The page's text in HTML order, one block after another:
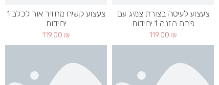
צעצוע לעיסה בצורת צמיג עם
פתח הזנה 1 יחידות
119.00 ₪
צעצוע קשיח מחזיר אור לכלב 1
יחידות
119.00 ₪